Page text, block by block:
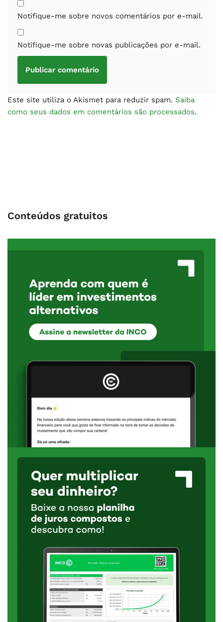
Notifique-me sobre novos comentários por e-mail.
Notifique-me sobre novas publicações por e-mail.
Este site utiliza o Akismet para reduzir spam. Saiba
como seus dados em comentários são processados.
Conteúdos gratuitos